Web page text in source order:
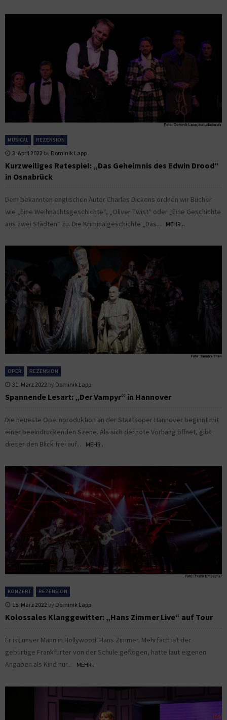
MUSICAL REZENSION
3. April 2022 by Dominik Lapp
Kurzweiliges Ratespiel: „Das Geheimnis des Edwin Drood“
in Osnabrück
Dem bekannten englischen Autor Charles Dickens ordnen wir Bücher
wie „Eine Weihnachtsgeschichte“, „Oliver Twist“ oder „Eine Geschichte
aus zwei Städten“ zu. Die Kriminalgeschichte „Das...
MEHR...
OPER REZENSION
31. März 2022 by Dominik Lapp
Spannende Lesart: „Der Vampyr“ in Hannover
Die neueste Opernproduktion an der Staatsoper Hannover beginnt mit
einer beeindruckenden Szene. Als sich der rote Vorhang öffnet, gibt
dieser den Blick frei auf...
MEHR...
KONZERT REZENSION
15. März 2022 by Dominik Lapp
Kolossales Klanggewitter: „Hans Zimmer Live“ auf Tour
Er ist unser Mann in Hollywood: Hans Zimmer. Mehrfach ist der
gebürtige Frankfurter von der Schule geflogen, hatte laut eigenen
Angaben als Kind nur...
MEHR...